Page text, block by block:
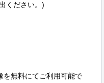
ください。)
無料にてご利用可能で